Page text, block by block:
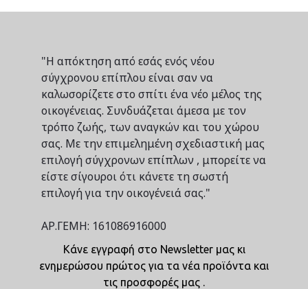
"Η απόκτηση από εσάς ενός νέου
σύγχρονου επίπλου είναι σαν να
καλωσορίζετε στο σπίτι ένα νέο μέλος της
οικογένειας. Συνδυάζεται άμεσα με τον
τρόπο ζωής, των αναγκών και του χώρου
σας. Με την επιμελημένη σχεδιαστική μας
επιλογή σύγχρονων επίπλων , μπορείτε να
είστε σίγουροι ότι κάνετε τη σωστή
επιλογή για την οικογένειά σας."
ΑΡ.ΓΕΜΗ: 161086916000
Κάνε εγγραφή στο Newsletter μας κι
ενημερώσου πρώτος για τα νέα προϊόντα και
τις προσφορές μας .